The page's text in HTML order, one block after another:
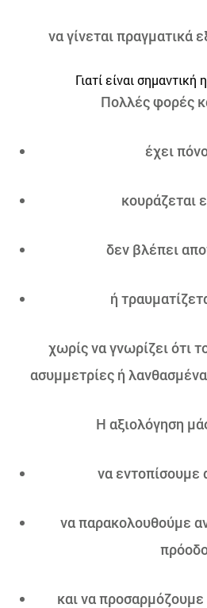
να γίνεται πραγματικά
Γιατί είναι σημαντική
Πολλές φορές
έχει
κουράζεται
δεν βλέπει
ή
χωρίς να γνωρίζει ότι
ασυμμετρίες ή
Η αξιολόγηση
να εντοπίσουμε
να παρακολουθούμε
και να